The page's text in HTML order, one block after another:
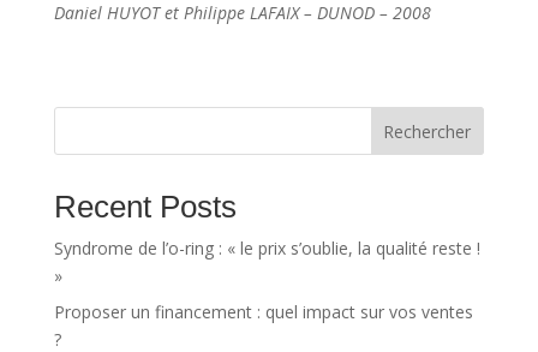
Daniel HUYOT et Philippe LAFAIX – DUNOD – 2008
Rechercher
Recent Posts
Syndrome de l’o-ring : « le prix s’oublie, la qualité reste !
»
Proposer un financement : quel impact sur vos ventes
?